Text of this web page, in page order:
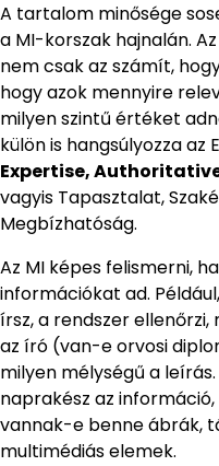
A tartalom minősége
a MI-korszak hajnalán.
nem csak az számít,
hogy azok mennyire
milyen szintű értéket
külön is hangsúlyozza az
Expertise,
vagyis Tapasztalat,
Megbízhatóság.
Az MI képes felismerni,
információkat ad.
írsz, a rendszer
az író (van-e orvosi
milyen mélységű a
naprakész az
vannak-e benne ábrák,
multimédiás elemek.